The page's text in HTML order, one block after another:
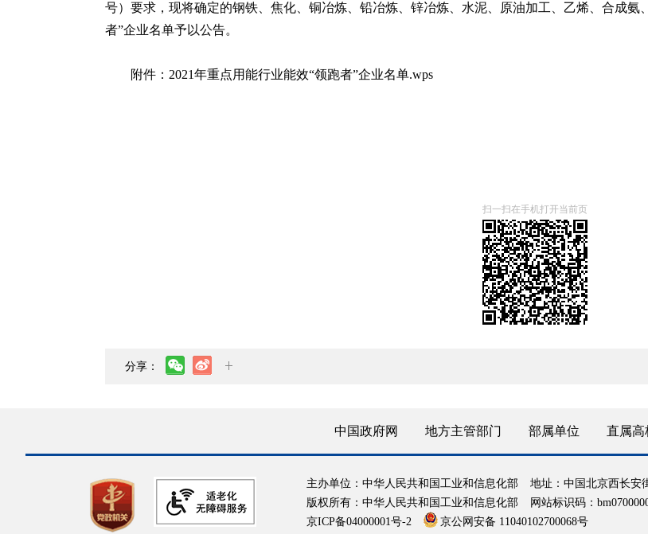
号）要求，现将确定的钢铁、焦化、铜冶炼、铅冶炼、锌冶炼、水泥、原油加工、乙烯、合成
者”企业名单予以公告。
附件： 2021年重点用能行业能效“领跑者”企业名单.wps
扫一扫在手机打开当前页
分享：
中国政府网 地方主管部门 部属单位 直属高
主办单位：中华人民共和国工业和信息化部 地址：中国北京西长安
版权所有：中华人民共和国工业和信息化部
网站标识码：
京ICP备04000001号-2
京公网安备 11040102700068号